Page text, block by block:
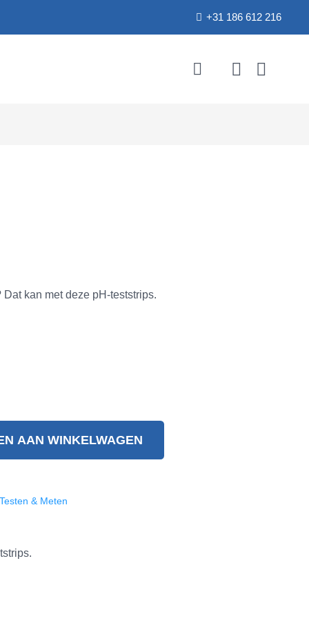
+31 186 612 216
kan met deze pH-teststrips.
AAN WINKELWAGEN
Testen & Meten